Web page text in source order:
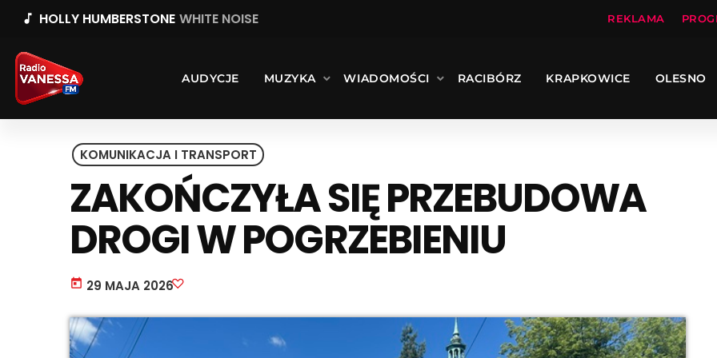
music_note HOLLY HUMBERSTONE WHITE NOISE REKLAMA
AUDYCJE MUZYKA WIADOMOŚCI RACIBÓRZ KRAPKOWICE OLESNO
KOMUNIKACJA I TRANSPORT
ZAKOŃCZYŁA SIĘ PRZEBUDOWA
DROGI W POGRZEBIENIU
today 29 MAJA 2026